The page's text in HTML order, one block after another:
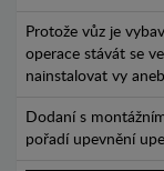
Protože vůz je
operace stávát se
nainstalovat vy
Dodaní s
pořadí upevnění